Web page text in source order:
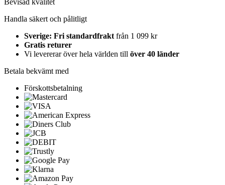
Bevisad kvalitet
Handla säkert och pålitligt
Sverige: Fri standardfrakt från 1 099 kr
Gratis returer
Vi levererar över hela världen till över 40 länder
Betala bekvämt med
Förskottsbetalning